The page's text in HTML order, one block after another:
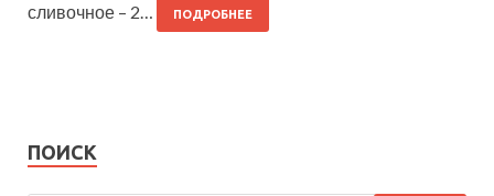
сливочное – 2…
ПОДРОБНЕЕ
ПОИСК